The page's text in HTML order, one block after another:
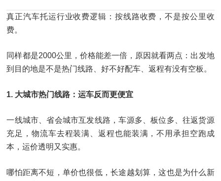
真正汽车托运行业收费逻辑：按线路收费，不是按公里收
费。
同样都是2000公里，价格能差一倍，原因就看两点：出发地
到目的地是不是热门线路、好不好配车、返程有没有空板。
1. 大城市热门线路：运车反而更便宜
一线城市、省会城市互发线路，车源多、板位多、往返货源
充足，物流车去程装满、返程也能装满，不用承担空跑成
本，运价透明又实惠。
哪怕距离不短，单价也很低，长途越划算，这也是为什么新